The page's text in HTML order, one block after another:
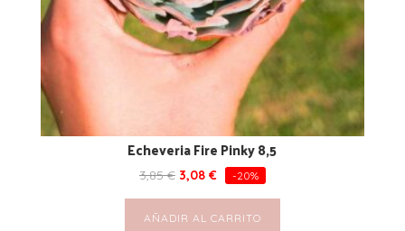
Echeveria Fire Pinky 8,5
3,85€ 3,08 € -20%
AÑADIR AL CARRITO